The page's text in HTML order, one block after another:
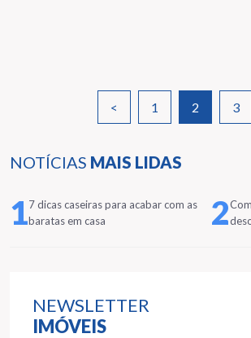
NOTÍCIAS MAIS LIDAS
17 dicas caseiras para acabar com as
baratas em casa
2
NEWSLETTER
IMÓVEIS
< 1 2 3